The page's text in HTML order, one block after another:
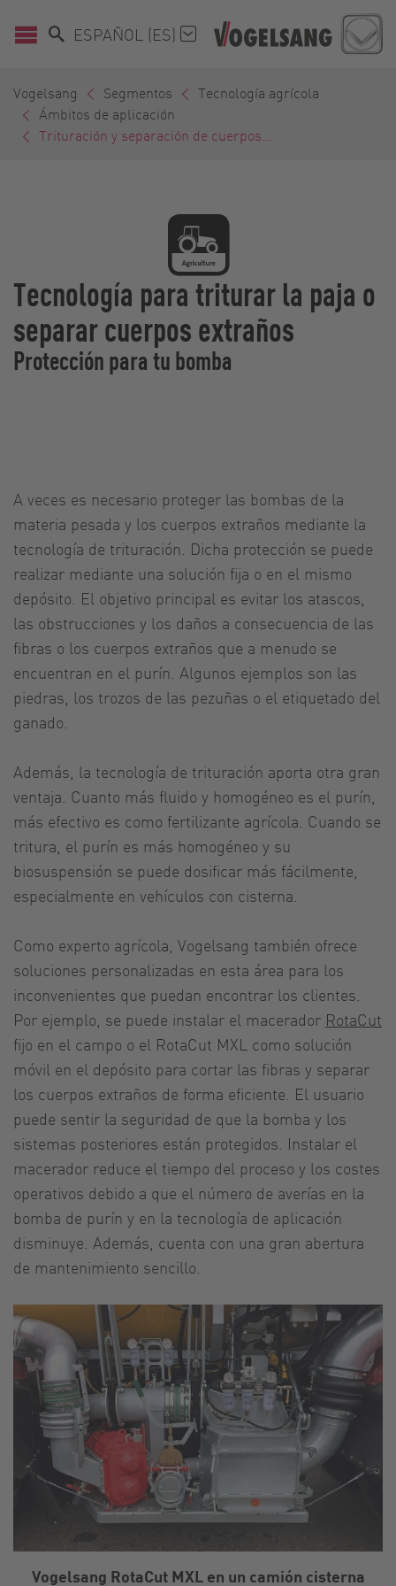
ESPAÑOL (ES)
Vogelsang Segmentos
Tecnología agrícola
Ámbitos de aplicación
Trituración y separación de cuerpos...
Tecnología para triturar la paja o
separar cuerpos extraños
Protección para tu bomba
A veces es necesario proteger las bombas de la
materia pesada y los cuerpos extraños mediante la
tecnología de trituración. Dicha protección se puede
realizar mediante una solución fija o en el mismo
depósito. El objetivo principal es evitar los atascos,
las obstrucciones y los daños a consecuencia de las
fibras o los cuerpos extraños que a menudo se
encuentran en el purín. Algunos ejemplos son las
piedras, los trozos de las pezuñas o el etiquetado del
ganado.
Además, la tecnología de trituración aporta otra gran
ventaja. Cuanto más fluido y homogéneo es el purín,
más efectivo es como fertilizante agrícola. Cuando se
tritura, el purín es más homogéneo y su
biosuspensión se puede dosificar más fácilmente,
especialmente en vehículos con cisterna.
Como experto agrícola, Vogelsang también ofrece
soluciones personalizadas en esta área para los
inconvenientes que puedan encontrar los clientes.
Por ejemplo, se puede instalar el macerador RotaCut
fijo en el campo o el RotaCut MXL como solución
móvil en el depósito para cortar las fibras y separar
los cuerpos extraños de forma eficiente. El usuario
puede sentir la seguridad de que la bomba y los
sistemas posteriores están protegidos. Instalar el
macerador reduce el tiempo del proceso y los costes
operativos debido a que el número de averías en la
bomba de purín y en la tecnología de aplicación
disminuye. Además, cuenta con una gran abertura
de mantenimiento sencillo.
Vogelsang RotaCut MXL en un camión cisterna